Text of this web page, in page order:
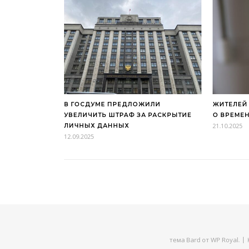
В ГОСДУМЕ ПРЕДЛОЖИЛИ
УВЕЛИЧИТЬ ШТРАФ ЗА РАСКРЫТИЕ
ЛИЧНЫХ ДАННЫХ
12.09.2025
О
21.10.2025
тема Bard от WP Royal.